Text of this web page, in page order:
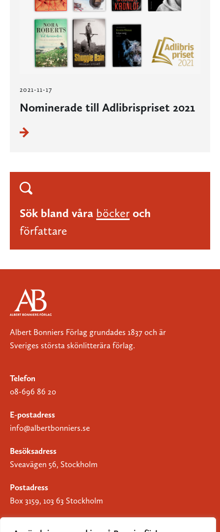
2021-11-17
Nominerade till Adlibrispriset 2021
Sök bland våra böcker och
författare
Albert Bonniers Förlag grundades 1837 och är
Sveriges största skönlitterära förlag.
Telefon
08-696 86 20
E-postadress
info@albertbonniers.se
Besöksadress
Sveavägen 56, Stockholm
Postadress
Box 3159, 103 63 Stockholm